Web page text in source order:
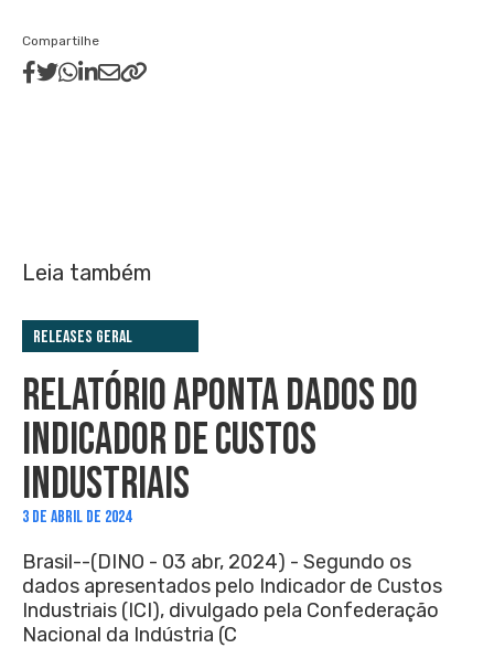
Compartilhe
Leia também
Releases Geral
RELATÓRIO APONTA DADOS DO
INDICADOR DE CUSTOS
INDUSTRIAIS
3 DE ABRIL DE 2024
Brasil--(DINO - 03 abr, 2024) - Segundo os
dados apresentados pelo Indicador de Custos
Industriais (ICI), divulgado pela Confederação
Nacional da Indústria (C